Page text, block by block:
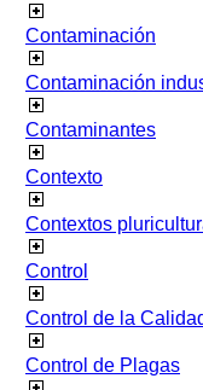
Contaminación
Contaminación
Contaminantes
Contexto
Contextos
Control
Control de la
Control de Plagas